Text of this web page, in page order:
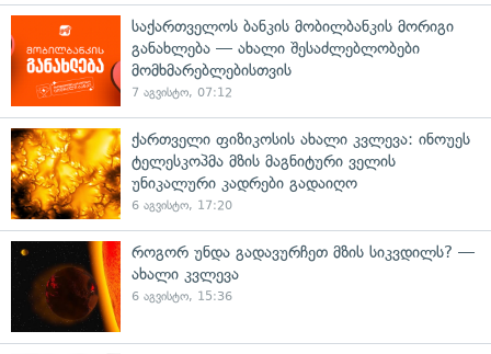
საქართველოს ბანკის მობილბანკის მორიგი
განახლება — ახალი შესაძლებლობები
მომხმარებლებისთვის
7 აგვისტო, 07:12
ქართველი ფიზიკოსის ახალი კვლევა: ინოუეს
ტელესკოპმა მზის მაგნიტური ველის
უნიკალური კადრები გადაიღო
6 აგვისტო, 17:20
როგორ უნდა გადავურჩეთ მზის სიკვდილს? —
ახალი კვლევა
6 აგვისტო, 15:36